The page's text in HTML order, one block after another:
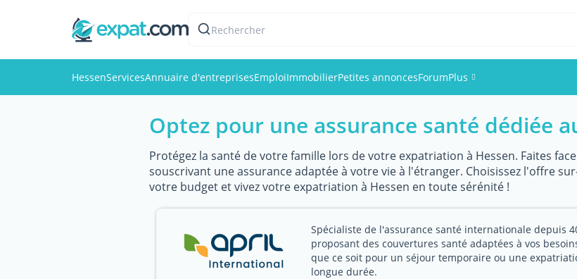
Rechercher
HessenServicesAnnuaire d'entreprisesEmploiImmobilierPetites annoncesForumPlus
Événements
Membres
Photos
Optez pour une assurance santé dédiée
Protégez la santé de votre famille lors de votre expatriation à Hessen. Faites
souscrivant une assurance adaptée à votre vie à l'étranger. Choisissez l'offre
votre budget et vivez votre expatriation à Hessen en toute sérénité !
Spécialiste de l'assurance santé internationale depuis
proposant des couvertures santé adaptées à vos
que ce soit pour un séjour temporaire ou une
longue durée.